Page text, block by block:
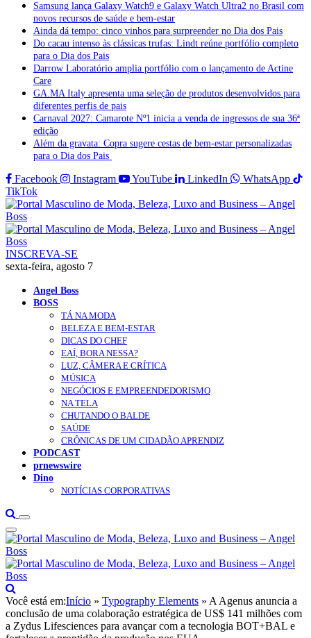
Samsung lança Galaxy Watch9 e Galaxy Watch Ultra2 no Brasil com
novos recursos de saúde e bem-estar
Ainda dá tempo: cinco vinhos para surpreender no Dia dos Pais
Do cacau intenso às clássicas trufas: Lindt reúne portfólio completo
para o Dia dos Pais
Darrow Laboratório amplia portfólio com o lançamento de Actine
Care
GA.MA Italy apresenta uma seleção de produtos desenvolvidos para
diferentes perfis de pais
Carnaval 2027: Camarote Nº1 inicia a venda de ingressos de sua 36ª
edição
Além da gravata: Copra sugere cestas de bem-estar personalizadas
para o Dia dos Pais
Facebook Instagram YouTube LinkedIn
WhatsApp
TikTok
INSCREVA-SE
sexta-feira, agosto 7
Angel Boss
BOSS
TÁ NA MODA
BELEZA E BEM-ESTAR
DICAS DO CHEF
EAÍ, BORA NESSA?
LUZ, CÂMERA E CRÍTICA
MÚSICA
NEGÓCIOS E EMPREENDEDORISMO
NA TELA
CHUTANDO O BALDE
SAÚDE
CRÔNICAS DE UM CIDADÃO APRENDIZ
PODCAST
prnewswire
Dino
NOTÍCIAS CORPORATIVAS
Você está em:Início » Typography Elements » A Agenus anuncia a
conclusão de uma colaboração estratégica de US$ 141 milhões com
a Zydus Lifesciences para avançar com a tecnologia BOT+BAL e